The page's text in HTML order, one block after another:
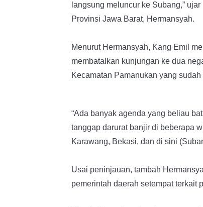
langsung meluncur ke Subang,”
Provinsi Jawa Barat, Hermansyah.
Menurut Hermansyah, Kang Emil
membatalkan kunjungan ke dua
Kecamatan Pamanukan yang
“Ada banyak agenda yang beliau
tanggap darurat banjir di beberapa
Karawang, Bekasi, dan di sini
Usai peninjauan, tambah
pemerintah daerah setempat terkait